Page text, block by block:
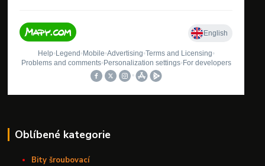
Oblíbené kategorie
Bity šroubovací